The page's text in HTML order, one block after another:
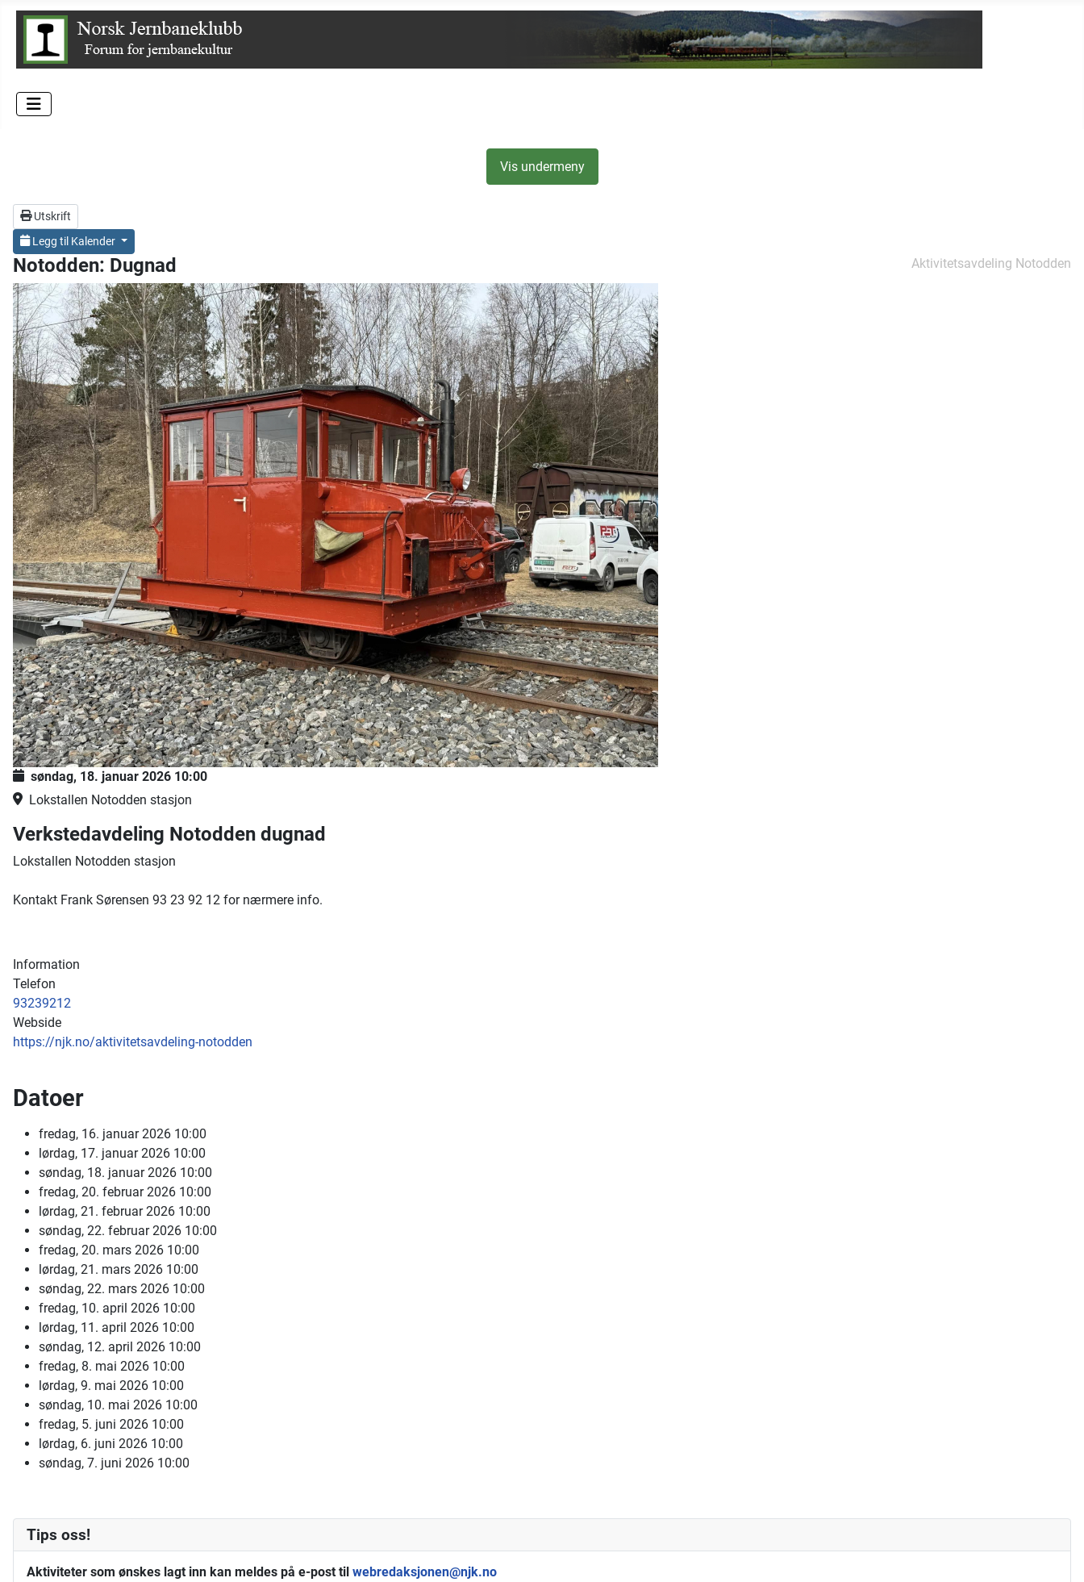
Vis undermeny
Utskrift
Legg til Kalender
Notodden: Dugnad Aktivitetsavdeling Notodden
søndag, 18. januar 2026 10:00
Lokstallen Notodden stasjon
Verkstedavdeling Notodden dugnad
Lokstallen Notodden stasjon
Kontakt Frank Sørensen 93 23 92 12 for nærmere info.
Information
Telefon
93239212
Webside
https://njk.no/aktivitetsavdeling-notodden
Datoer
fredag, 16. januar 2026 10:00
lørdag, 17. januar 2026 10:00
søndag, 18. januar 2026 10:00
fredag, 20. februar 2026 10:00
lørdag, 21. februar 2026 10:00
søndag, 22. februar 2026 10:00
fredag, 20. mars 2026 10:00
lørdag, 21. mars 2026 10:00
søndag, 22. mars 2026 10:00
fredag, 10. april 2026 10:00
lørdag, 11. april 2026 10:00
søndag, 12. april 2026 10:00
fredag, 8. mai 2026 10:00
lørdag, 9. mai 2026 10:00
søndag, 10. mai 2026 10:00
fredag, 5. juni 2026 10:00
lørdag, 6. juni 2026 10:00
søndag, 7. juni 2026 10:00
Tips oss!
Aktiviteter som ønskes lagt inn kan meldes på e-post til webredaksjonen@njk.no